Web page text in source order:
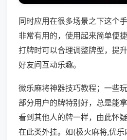
同时应用在很多场景之下这个
非常有用的，使用起来简单便
打牌时可以合理调整牌型，提
好友间互动乐趣。
微乐麻将神器技巧教程；一些
部分用户的牌特别好，总是能
看到其他人的牌一样，由此怀
在此类外挂。如(极火麻将,优